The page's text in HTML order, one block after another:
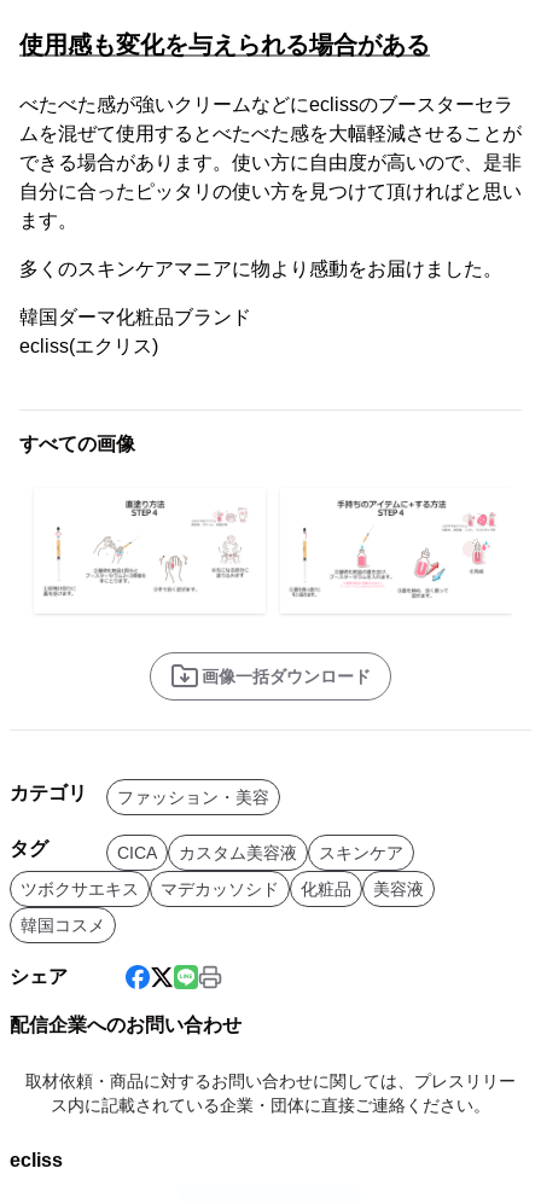
使用感も変化を与えられる場合がある
べたべた感が強いクリームなどにeclissのブースターセラ
ムを混ぜて使用するとべたべた感を大幅軽減させることが
できる場合があります。使い方に自由度が高いので、是非
自分に合ったピッタリの使い方を見つけて頂ければと思い
ます。
多くのスキンケアマニアに物より感動をお届けました。
韓国ダーマ化粧品ブランド
ecliss(エクリス)
すべての画像
画像一括ダウンロード
カテゴリ ファッション・美容
タグ CICA カスタム美容液
スキンケア
ツボクサエキス
マデカッソシド 化粧品
美容液
韓国コスメ
シェア
配信企業へのお問い合わせ
取材依頼・商品に対するお問い合わせに関しては、プレスリリー
ス内に記載されている企業・団体に直接ご連絡ください。
ecliss